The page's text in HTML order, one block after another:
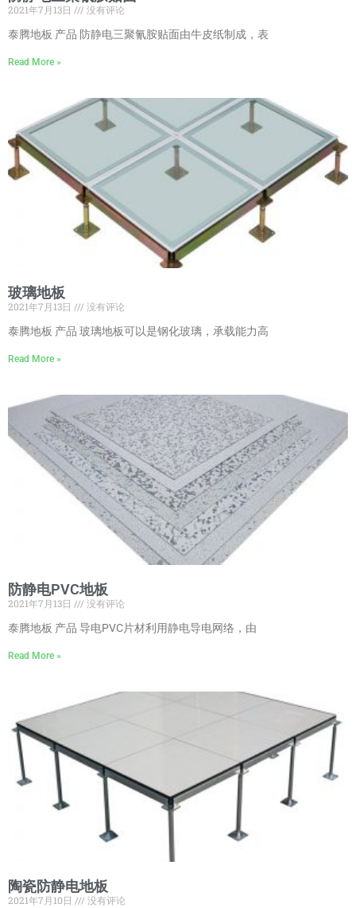
2021年7月13日
没有评论
泰腾地板 产品 防静电三聚氰胺贴面由牛皮纸制成，表
Read More »
玻璃地板
2021年7月13日
没有评论
泰腾地板 产品 玻璃地板可以是钢化玻璃，承载能力高
Read More »
防静电PVC地板
2021年7月13日
没有评论
泰腾地板 产品 导电PVC片材利用静电导电网络，由
Read More »
陶瓷防静电地板
2021年7月10日
没有评论